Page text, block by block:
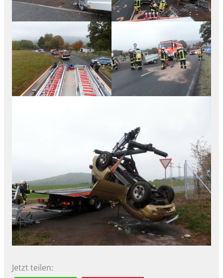
Jetzt teilen: